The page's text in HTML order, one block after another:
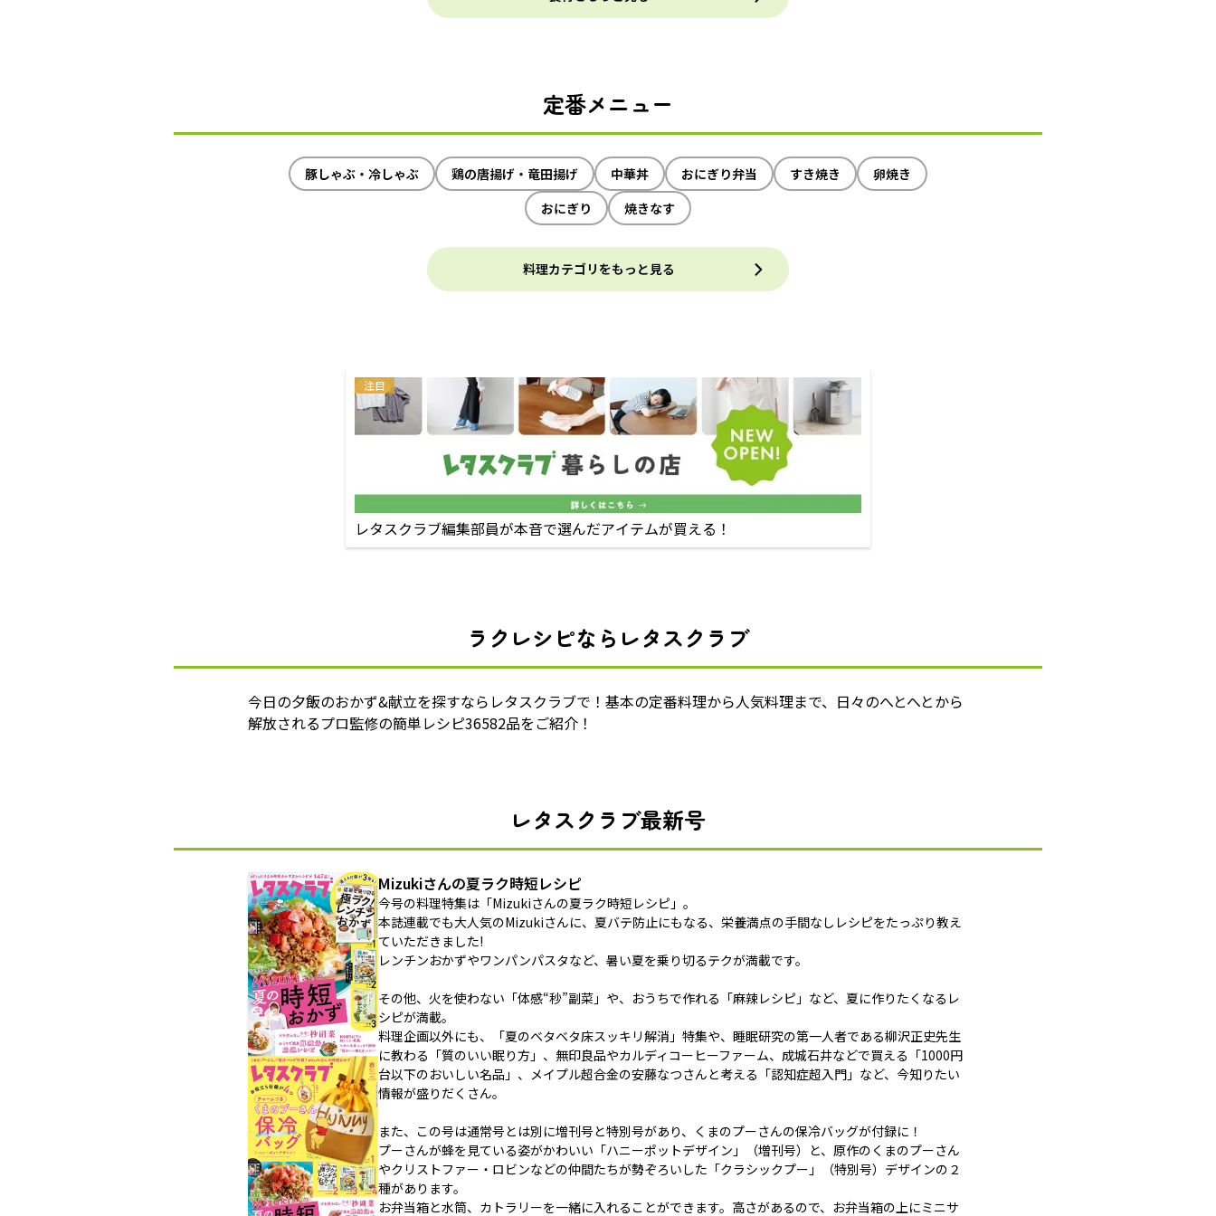
定番メニュー
豚しゃぶ・冷しゃぶ 鶏の唐揚げ・竜田揚げ 中華丼 おにぎり弁当 すき焼き
卵焼き
おにぎり
焼きなす
料理カテゴリをもっと見る
注目
レタスクラブ編集部員が本音で選んだアイテムが買える！
ラクレシピならレタスクラブ
今日の夕飯のおかず&献立を探すならレタスクラブで！基本の定番料理から人気料理まで、日々のへとへとから
解放されるプロ監修の簡単レシピ36582品をご紹介！
レタスクラブ最新号
Mizukiさんの夏ラク時短レシピ
今号の料理特集は「Mizukiさんの夏ラク時短レシピ」。
本誌連載でも大人気のMizukiさんに、夏バテ防止にもなる、栄養満点の手間なしレシピをたっぷり教え
ていただきました!
レンチンおかずやワンパンパスタなど、暑い夏を乗り切るテクが満載です。
その他、火を使わない「体感“秒”副菜」や、おうちで作れる「麻辣レシピ」など、夏に作りたくなるレ
シピが満載。
料理企画以外にも、「夏のベタベタ床スッキリ解消」特集や、睡眠研究の第一人者である柳沢正史先生
に教わる「質のいい眠り方」、無印良品やカルディコーヒーファーム、成城石井などで買える「1000円
台以下のおいしい名品」、メイプル超合金の安藤なつさんと考える「認知症超入門」など、今知りたい
情報が盛りだくさん。
また、この号は通常号とは別に増刊号と特別号があり、くまのプーさんの保冷バッグが付録に！
プーさんが蜂を見ている姿がかわいい「ハニーポットデザイン」（増刊号）と、原作のくまのプーさん
やクリストファー・ロビンなどの仲間たちが勢ぞろいした「クラシックプー」（特別号）デザインの２
種があります。
お弁当箱と水筒、カトラリーを一緒に入れることができます。高さがあるので、お弁当箱の上にミニサ